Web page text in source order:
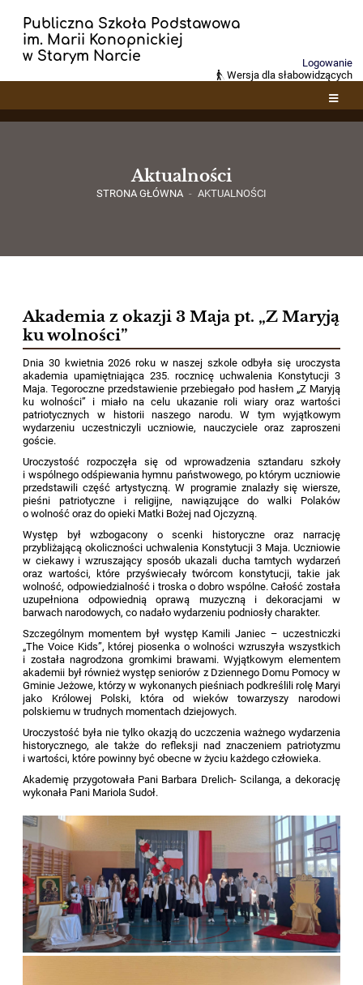
Publiczna Szkoła Podstawowa
im. Marii Konopnickiej
w Starym Narcie
Logowanie
Wersja dla słabowidzących
Aktualności
STRONA GŁÓWNA - AKTUALNOŚCI
Akademia z okazji 3 Maja pt. „Z Maryją
ku wolności”
Dnia 30 kwietnia 2026 roku w naszej szkole odbyła się uroczysta
akademia upamiętniająca 235. rocznicę uchwalenia Konstytucji 3
Maja. Tegoroczne przedstawienie przebiegało pod hasłem „Z Maryją
ku wolności” i miało na celu ukazanie roli wiary oraz wartości
patriotycznych w historii naszego narodu. W tym wyjątkowym
wydarzeniu uczestniczyli uczniowie, nauczyciele oraz zaproszeni
goście.
Uroczystość rozpoczęła się od wprowadzenia sztandaru szkoły
i wspólnego odśpiewania hymnu państwowego, po którym uczniowie
przedstawili część artystyczną. W programie znalazły się wiersze,
pieśni patriotyczne i religijne, nawiązujące do walki Polaków
o wolność oraz do opieki Matki Bożej nad Ojczyzną.
Występ był wzbogacony o scenki historyczne oraz narrację
przybliżającą okoliczności uchwalenia Konstytucji 3 Maja. Uczniowie
w ciekawy i wzruszający sposób ukazali ducha tamtych wydarzeń
oraz wartości, które przyświecały twórcom konstytucji, takie jak
wolność, odpowiedzialność i troska o dobro wspólne. Całość została
uzupełniona odpowiednią oprawą muzyczną i dekoracjami w
barwach narodowych, co nadało wydarzeniu podniosły charakter.
Szczególnym momentem był występ Kamili Janiec – uczestniczki
„The Voice Kids”, której piosenka o wolności wzruszyła wszystkich
i została nagrodzona gromkimi brawami. Wyjątkowym elementem
akademii był również występ seniorów z Dziennego Domu Pomocy w
Gminie Jeżowe, którzy w wykonanych pieśniach podkreślili rolę Maryi
jako Królowej Polski, która od wieków towarzyszy narodowi
polskiemu w trudnych momentach dziejowych.
Uroczystość była nie tylko okazją do uczczenia ważnego wydarzenia
historycznego, ale także do refleksji nad znaczeniem patriotyzmu
i wartości, które powinny być obecne w życiu każdego człowieka.
Akademię przygotowała Pani Barbara Drelich- Scilanga, a dekorację
wykonała Pani Mariola Sudoł.